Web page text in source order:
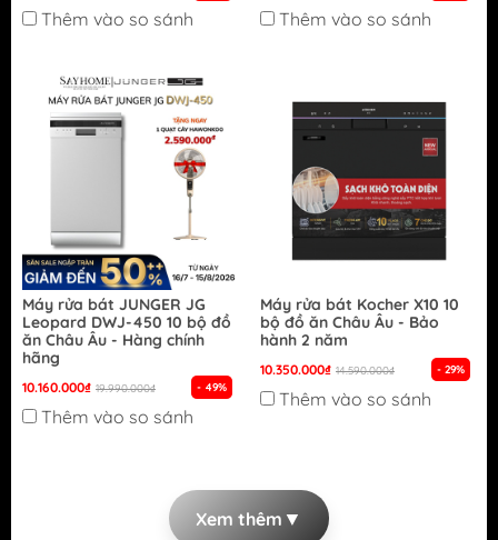
Thêm vào so sánh Thêm vào so sánh
Máy rửa bát JUNGER JG
Leopard DWJ-450 10 bộ đồ
ăn Châu Âu - Hàng chính
hãng
10.160.000₫ 19.990.000₫ - 49%
Thêm vào so sánh
Máy rửa bát Kocher X10 10
bộ đồ ăn Châu Âu - Bảo
hành 2 năm
10.350.000₫ 14.590.000₫ - 29%
Thêm vào so sánh
Xem thêm ▼